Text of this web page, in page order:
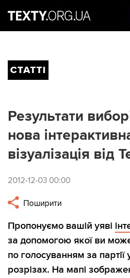
СТАТТІ
Результати
нова
візуалізація від
2012-12-03 00:00
Поширити
Пропонуємо вашій уяві
за допомогою якої ви
по голосуванням за партії
розрізах. На мапі